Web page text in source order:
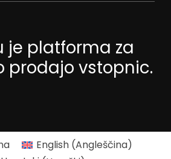
je platforma za
prodajo vstopnic.
English (Angleščina)